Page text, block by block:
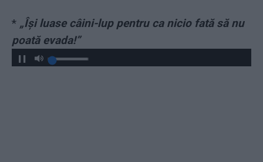
* „Își luase câini-lup pentru ca nicio fată să nu
poată evada!”